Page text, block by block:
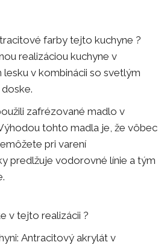
farby tejto kuchyne ?
realizáciou kuchyne v
v kombinácii so svetlým
zafrézované madlo v
tohto madla je, že vôbec
pri varení
predlžuje vodorovné línie a tým
v tejto realizácii ?
Antracitový akrylát v